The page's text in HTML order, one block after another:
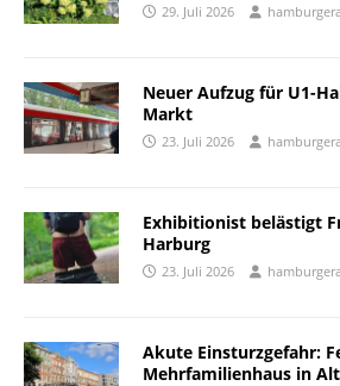
29. Juli 2026
Neuer Aufzug für U1-
Markt
23. Juli 2026
Exhibitionist belästigt
Harburg
23. Juli 2026
Akute Einsturzgefahr:
Mehrfamilienhaus in